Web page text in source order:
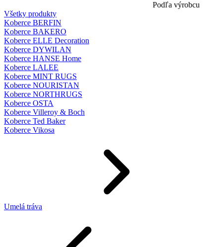
Podľa výrobcu
Všetky produkty
Koberce BERFIN
Koberce BAKERO
Koberce ELLE Decoration
Koberce DYWILAN
Koberce HANSE Home
Koberce LALEE
Koberce MINT RUGS
Koberce NOURISTAN
Koberce NORTHRUGS
Koberce OSTA
Koberce Villeroy & Boch
Koberce Ted Baker
Koberce Vikosa
Umelá tráva